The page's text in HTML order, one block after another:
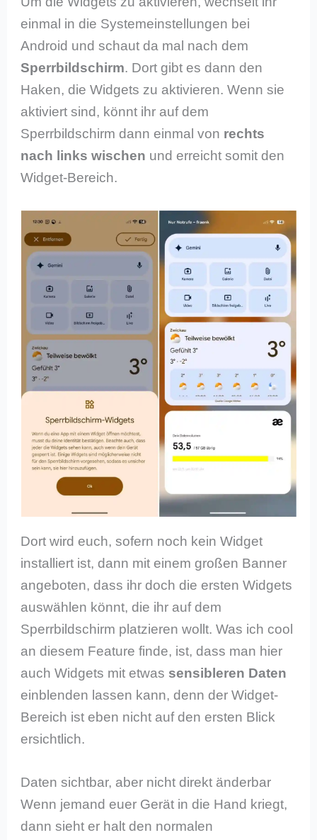
einmal in die Systemeinstellungen bei
Android und schaut da mal nach dem
Sperrbildschirm. Dort gibt es dann den
Haken, die Widgets zu aktivieren. Wenn sie
aktiviert sind, könnt ihr auf dem
Sperrbildschirm dann einmal von rechts
nach links wischen und erreicht somit den
Widget-Bereich.
Dort wird euch, sofern noch kein Widget
installiert ist, dann mit einem großen Banner
angeboten, dass ihr doch die ersten Widgets
auswählen könnt, die ihr auf dem
Sperrbildschirm platzieren wollt. Was ich cool
an diesem Feature finde, ist, dass man hier
auch Widgets mit etwas sensibleren Daten
einblenden lassen kann, denn der Widget-
Bereich ist eben nicht auf den ersten Blick
ersichtlich.
Daten sichtbar, aber nicht direkt änderbar
Wenn jemand euer Gerät in die Hand kriegt,
dann sieht er halt den normalen